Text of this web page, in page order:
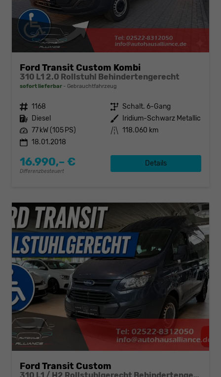
Ford Transit Custom Kombi
310 L1 2.0 Rollstuhl Behindertengerecht
sofort lieferbar Gebrauchtfahrzeug
Fahrzeugnr. 1168 Getriebe Schalt. 6-Gang
Kraftstoff Diesel Außenfarbe
Iridium-Schwarz Metallic
Leistung 77 kW (105 PS) Kilometerstand 118.060 km
18.01.2018
16.990,– €
Differenzbesteuert
Details
Ford Transit Custom